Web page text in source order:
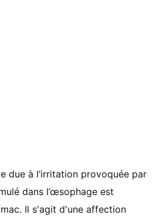
due à l’irritation provoquée par
dans l’œsophage est
Il s'agit d'une affection